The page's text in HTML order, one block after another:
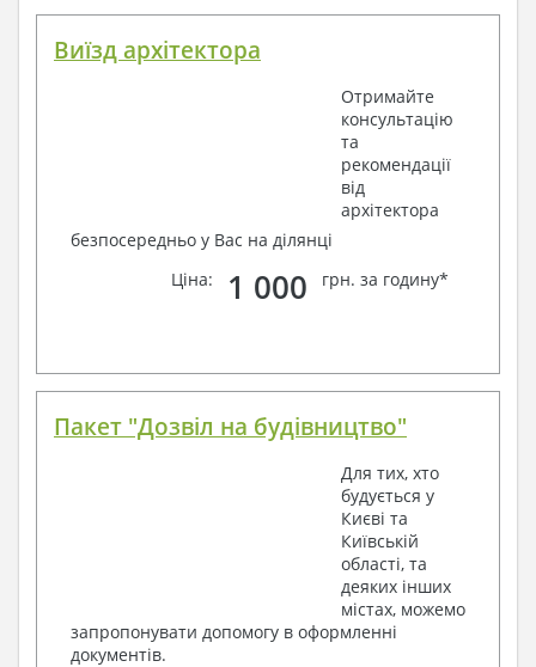
Виїзд архітектора
Отримайте
консультацію
та
рекомендації
від
архітектора
безпосередньо у Вас на ділянці
Ціна:
1 000 грн. за годину*
Пакет "Дозвіл на будівництво"
Для тих, хто
будується у
Києві та
Київській
області, та
деяких інших
містах, можемо
запропонувати допомогу в оформленні
документів.